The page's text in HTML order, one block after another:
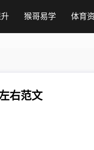
猴哥易学 体育
右范文